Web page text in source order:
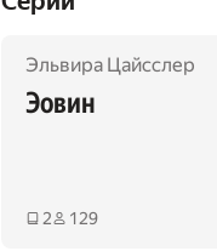
Эльвира Цайсслер
Эовин
2 129